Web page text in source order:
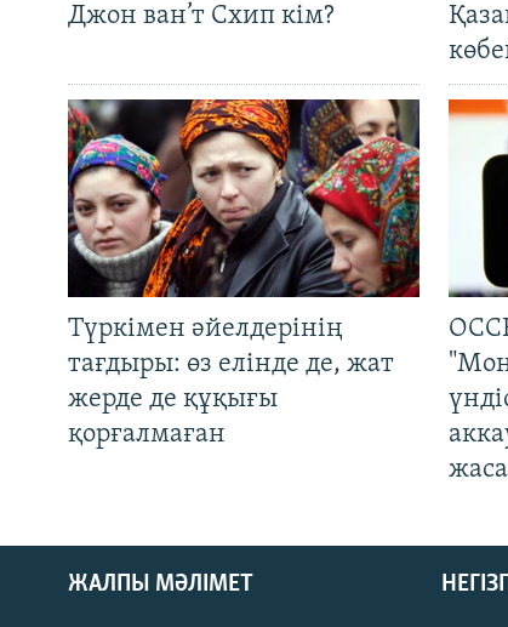
Джон ван’т Схип кім?
Түркімен әйелдерінің
тағдыры: өз елінде де, жат
жерде де құқығы
қорғалмаған
ЖАЛПЫ МӘЛІМЕТ